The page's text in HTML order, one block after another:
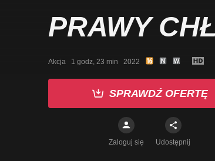
PRAWY
Akcja   1 godz, 23 min   2022
SPRAWDŹ OFERTĘ
Zaloguj się Udostępnij